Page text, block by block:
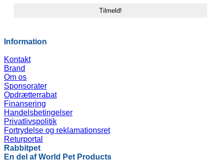
Information
Kontakt
Brand
Om os
Sponsorater
Opdrætterrabat
Finansering
Handelsbetingelser
Privatlivspolitik
Fortrydelse og reklamationsret
Returportal
Rabbitpet
En del af World Pet Products